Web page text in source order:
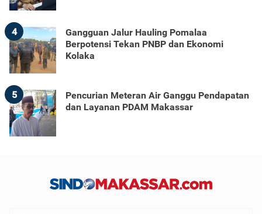
4
Gangguan Jalur Hauling Pomalaa
Berpotensi Tekan PNBP dan Ekonomi
Kolaka
5
Pencurian Meteran Air Ganggu Pendapatan
dan Layanan PDAM Makassar